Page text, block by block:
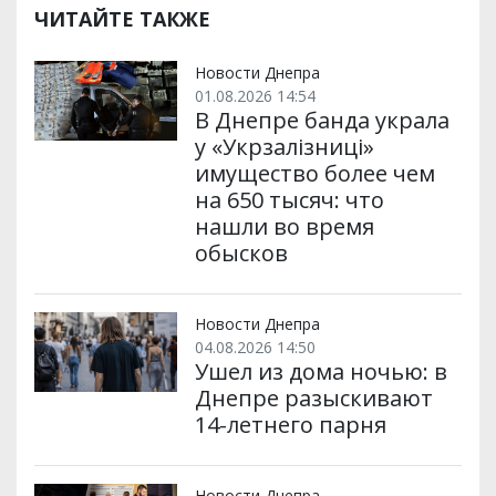
р
и
и
b
o
k
t
e
l
m p
ЧИТАЙТЕ ТАКЖЕ
Новости Днепра
01.08.2026 14:54
В Днепре банда украла
у «Укрзалізниці»
имущество более чем
на 650 тысяч: что
нашли во время
обысков
Новости Днепра
04.08.2026 14:50
Ушел из дома ночью: в
Днепре разыскивают
14-летнего парня